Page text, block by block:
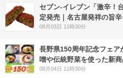
セブン-イレブン「激辛！
定発売｜名古屋発祥の旨
08月03日 11時30分
長野県150周年記念フェ
噌や伝統野菜を使った新
08月04日 11時30分